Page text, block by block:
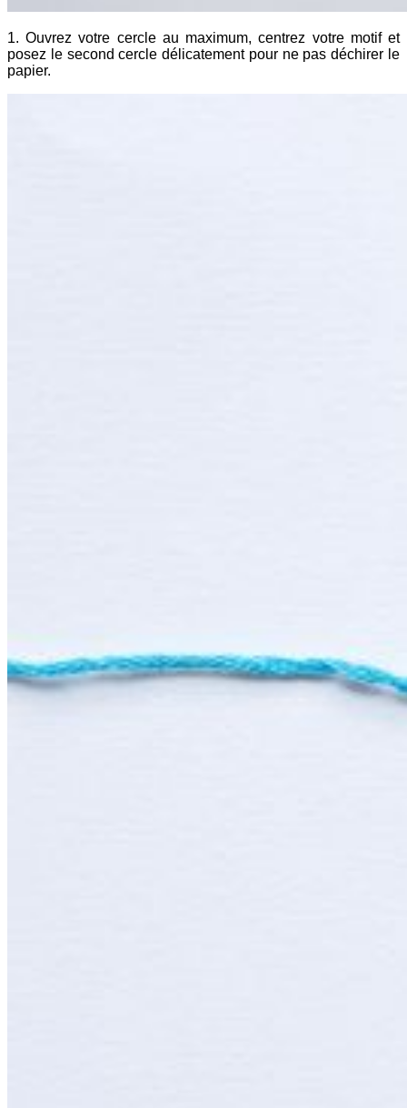
1. Ouvrez votre cercle au maximum, centrez votre motif et
posez le second cercle délicatement pour ne pas déchirer le
papier.